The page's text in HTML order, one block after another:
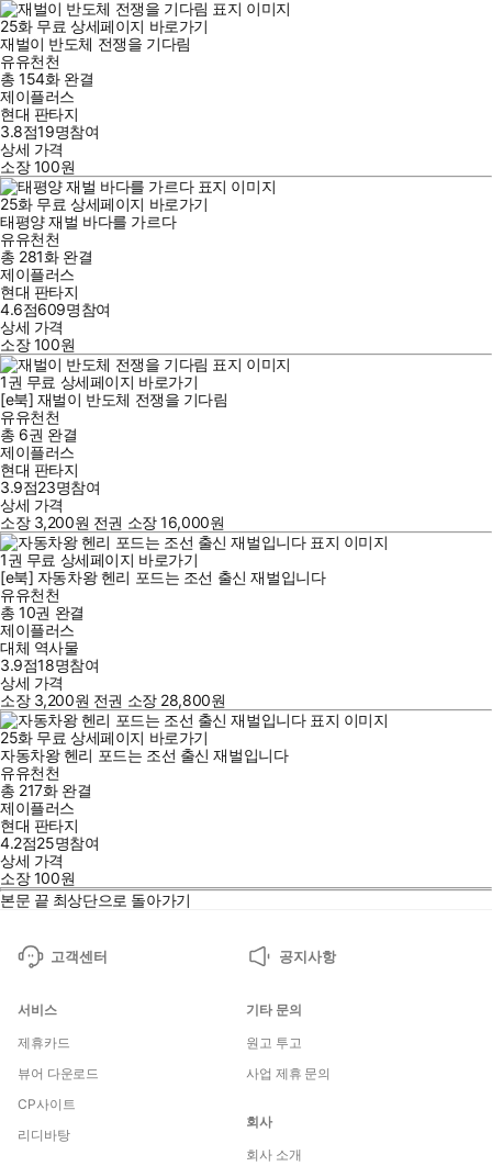
25화 무료 상세페이지 바로가기
재벌이 반도체 전쟁을 기다림
유유천천
총 154화 완결
제이플러스
현대 판타지
3.8점19명참여
상세 가격
소장100원
25화 무료 상세페이지 바로가기
태평양 재벌 바다를 가르다
유유천천
총 281화 완결
제이플러스
현대 판타지
4.6점609명참여
상세 가격
소장100원
1권 무료 상세페이지 바로가기
[e북] 재벌이 반도체 전쟁을 기다림
유유천천
총 6권 완결
제이플러스
현대 판타지
3.9점23명참여
상세 가격
소장 3,200원 전권 소장16,000원
1권 무료 상세페이지 바로가기
[e북] 자동차왕 헨리 포드는 조선 출신 재벌입니다
유유천천
총 10권 완결
제이플러스
대체 역사물
3.9점18명참여
상세 가격
소장 3,200원 전권 소장 28,800원
25화 무료 상세페이지 바로가기
자동차왕 헨리 포드는 조선 출신 재벌입니다
유유천천
총 217화 완결
제이플러스
현대 판타지
4.2점25명참여
상세 가격
소장100원
본문 끝 최상단으로 돌아가기
고객센터 공지사항
서비스
제휴카드
뷰어 다운로드
CP사이트
리디바탕
기타 문의
원고 투고
사업 제휴 문의
회사
회사 소개